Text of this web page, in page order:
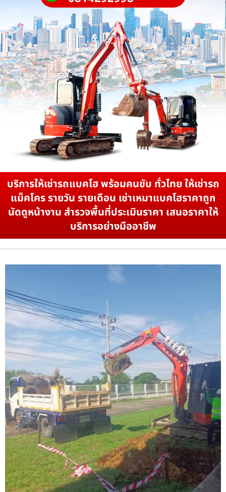
บริการให้เช่ารถแบคโฮ พร้อมคนขับ ทั่วไทย ให้เช่ารถ
แม็คโคร รายวัน รายเดือน เช่าเหมาแบคโฮราคาถูก
นัดดูหน้างาน สำรวจพื้นที่ประเมินราคา เสนอราคาให้
บริการอย่างมืออาชีพ